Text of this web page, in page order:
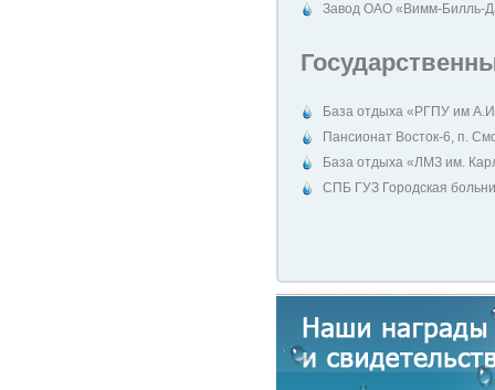
Завод ОАО «Вимм-Билль-
База отдыха «РГПУ им
Пансионат Восток-6, п.
База отдыха «ЛМЗ им.
СПБ ГУЗ Городская